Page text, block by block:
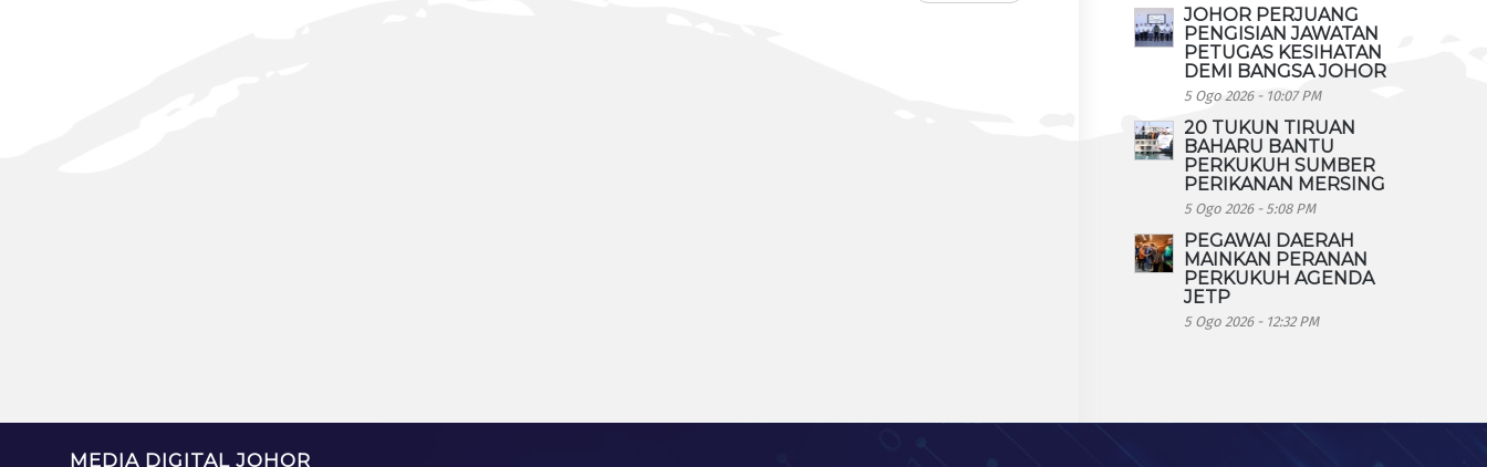
JOHOR PERJUANG
PENGISIAN JAWATAN
PETUGAS KESIHATAN
DEMI BANGSA JOHOR
5 Ogo 2026 - 10:07 PM
20 TUKUN TIRUAN
BAHARU BANTU
PERKUKUH SUMBER
PERIKANAN MERSING
5 Ogo 2026 - 5:08 PM
PEGAWAI DAERAH
MAINKAN PERANAN
PERKUKUH AGENDA
JETP
5 Ogo 2026 - 12:32 PM
MEDIA DIGITAL JOHOR